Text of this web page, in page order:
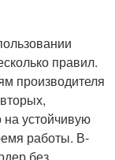
правил.
производителя
на устойчивую
работы. В-